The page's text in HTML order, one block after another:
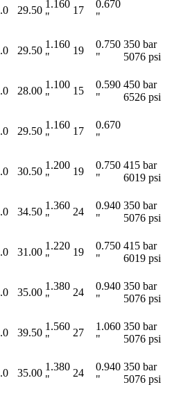
29.50
1.160
"
17
0.670
"
29.50
1.160
"
19
0.750
"
350 bar
5076 psi
28.00
1.100
"
15
0.590
"
450 bar
6526 psi
29.50
1.160
"
17
0.670
"
30.50
1.200
"
19
0.750
"
415 bar
6019 psi
34.50
1.360
"
24
0.940
"
350 bar
5076 psi
31.00
1.220
"
19
0.750
"
415 bar
6019 psi
35.00
1.380
"
24
0.940
"
350 bar
5076 psi
39.50
1.560
"
27
1.060
"
350 bar
5076 psi
35.00
1.380
"
24
0.940
"
350 bar
5076 psi